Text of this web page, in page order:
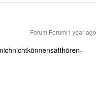
Forum|Forum|1 year ago